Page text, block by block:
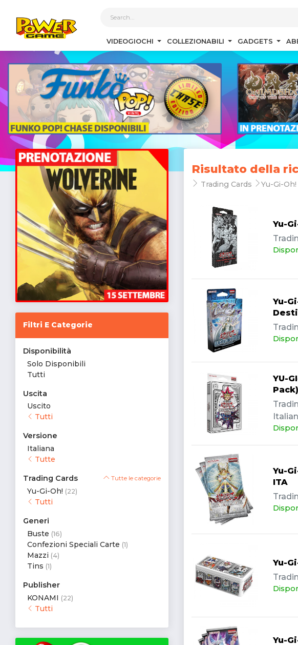
VIDEOGIOCHI COLLEZIONABILI GADGETS
Filtri E Categorie
Disponibilità
Solo Disponibili
Tutti
Uscita
Uscito
Tutti
Versione
Italiana
Tutte
Trading Cards Tutte le categorie
Yu-Gi-Oh! (22)
Tutti
Generi
Buste (16)
Confezioni Speciali Carte (1)
Mazzi (4)
Tins (1)
Publisher
KONAMI (22)
Tutti
Risultato della
Trading Cards Yu-Gi-Oh!
Yu-
Yu-
YU-
Yu-
ITA
Yu-
Yu-